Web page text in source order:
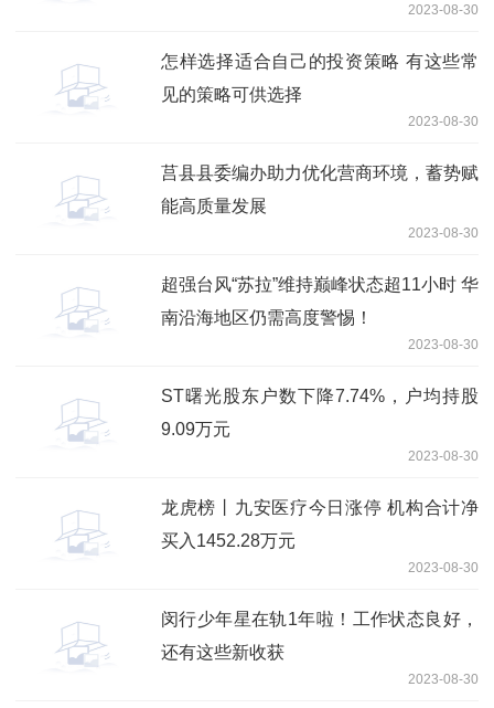
2023-08-30
怎样选择适合自己的投资策略 有这些常
见的策略可供选择
2023-08-30
莒县县委编办助力优化营商环境，蓄势赋
能高质量发展
2023-08-30
超强台风“苏拉”维持巅峰状态超11小时 华
南沿海地区仍需高度警惕！
2023-08-30
ST曙光股东户数下降7.74%，户均持股
9.09万元
2023-08-30
龙虎榜丨九安医疗今日涨停 机构合计净
买入1452.28万元
2023-08-30
闵行少年星在轨1年啦！工作状态良好，
还有这些新收获
2023-08-30